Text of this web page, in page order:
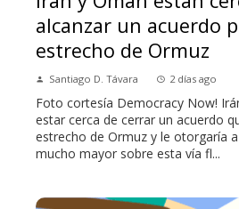
alcanzar un acuerdo
estrecho de Ormuz
Santiago D. Távara 2 días ago
Foto cortesía Democracy Now!
estar cerca de cerrar un acuerdo
estrecho de Ormuz y le otorgaría
mucho mayor sobre esta vía fl...